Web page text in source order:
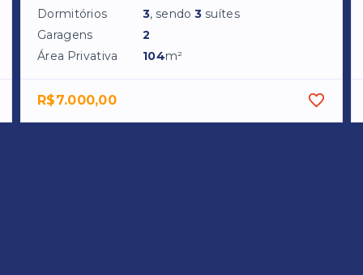
Dormitórios 3, sendo3 suítes
Garagens
2
Área Privativa
104m²
R$7.000,00